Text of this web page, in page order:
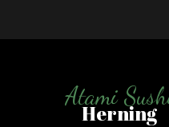
Atami
Herning